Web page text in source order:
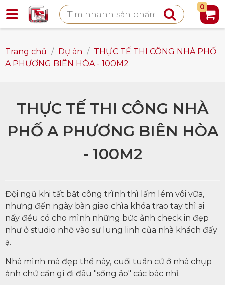
0
Trang chủ / Dự án / THỰC TẾ THI CÔNG NHÀ PHỐ
A PHƯƠNG BIÊN HÒA - 100M2
THỰC TẾ THI CÔNG NHÀ
PHỐ A PHƯƠNG BIÊN HÒA
- 100M2
Đội ngũ khi tất bật công trình thì lấm lém vôi vữa,
nhưng đến ngày bàn giao chìa khóa trao tay thì ai
nấy đều có cho mình những bức ảnh check in đẹp
như ở studio nhờ vào sự lung linh của nhà khách đấy
ạ.
Nhà mình mà đẹp thế này, cuối tuần cứ ở nhà chụp
ảnh chứ cần gì đi đâu "sống ảo" các bác nhỉ.